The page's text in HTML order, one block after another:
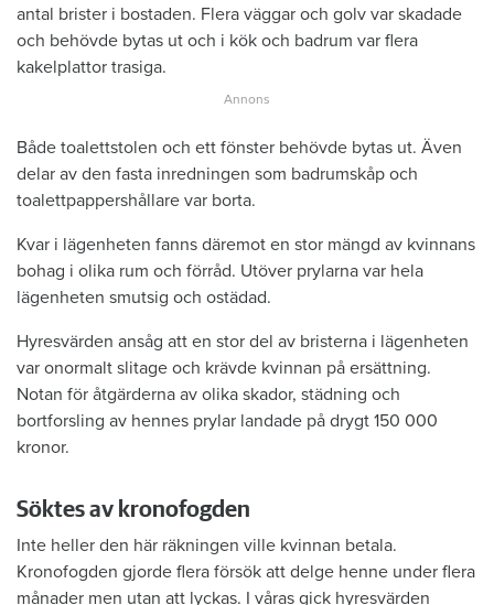
antal brister i bostaden. Flera väggar och golv var skadade
och behövde bytas ut och i kök och badrum var flera
kakelplattor trasiga.
Både toalettstolen och ett fönster behövde bytas ut. Även
delar av den fasta inredningen som badrumskåp och
toalettpappershållare var borta.
Kvar i lägenheten fanns däremot en stor mängd av kvinnans
bohag i olika rum och förråd. Utöver prylarna var hela
lägenheten smutsig och ostädad.
Hyresvärden ansåg att en stor del av bristerna i lägenheten
var onormalt slitage och krävde kvinnan på ersättning.
Notan för åtgärderna av olika skador, städning och
bortforsling av hennes prylar landade på drygt 150 000
kronor.
Söktes av kronofogden
Inte heller den här räkningen ville kvinnan betala.
Kronofogden gjorde flera försök att delge henne under flera
månader men utan att lyckas. I våras gick hyresvärden